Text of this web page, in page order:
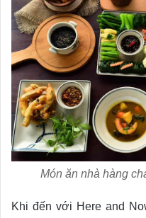
Món ăn nhà hàng
Khi đến với Here and